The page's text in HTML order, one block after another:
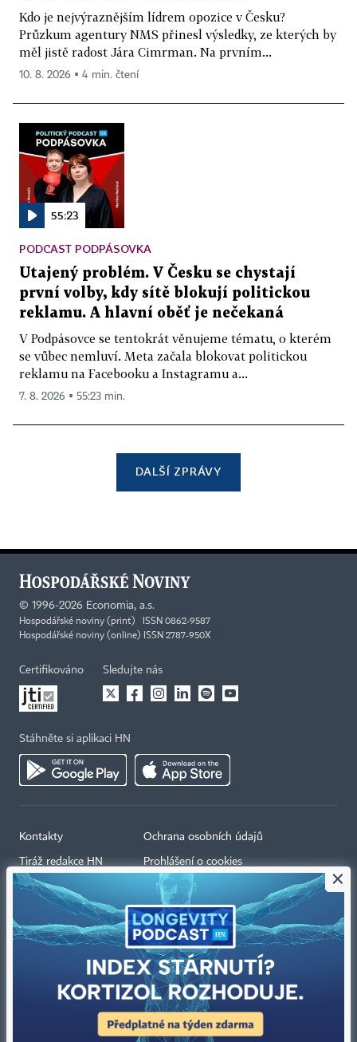
Kdo je nejvýraznějším lídrem opozice v Česku?
Průzkum agentury NMS přinesl výsledky, ze kterých by
měl jistě radost Jára Cimrman. Na prvním...
10. 8. 2026 ▪ 4 min. čtení
55:23
PODCAST PODPÁSOVKA
Utajený problém. V Česku se chystají
první volby, kdy sítě blokují politickou
reklamu. A hlavní oběť je nečekaná
V Podpásovce se tentokrát věnujeme tématu, o kterém
se vůbec nemluví. Meta začala blokovat politickou
reklamu na Facebooku a Instagramu a...
7. 8. 2026 ▪ 55:23 min.
DALŠÍ ZPRÁVY
© 1996-2026 Economia, a.s.
Hospodářské noviny (print) ISSN 0862-9587
Hospodářské noviny (online) ISSN 2787-950X
Certifikováno Sledujte nás
Stáhněte si aplikaci HN
Kontakty
Tiráž redakce HN
Economia
Kariéra v HN
Ceník inzerce
Ochrana osobních údajů
Prohlášení o cookies
Nastavení soukromí
Všeobecné smluvní podmínky
Koupit / darovat předplatné
×